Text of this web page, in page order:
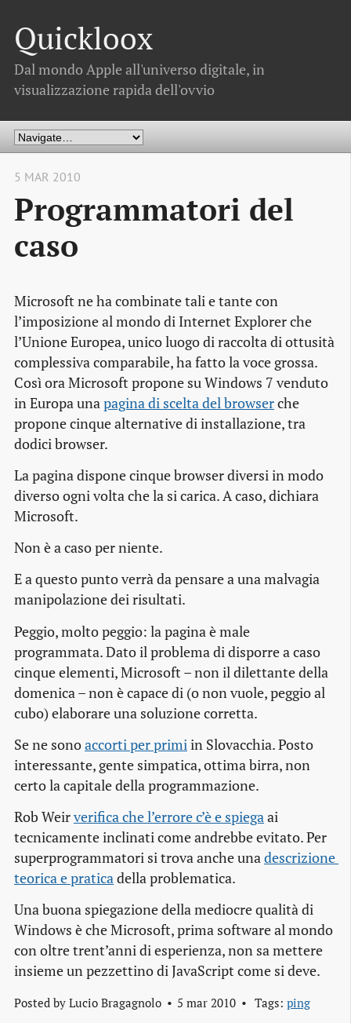
Quickloox
Dal mondo Apple all'universo digitale, in
visualizzazione rapida dell'ovvio
5 MAR 2010
Programmatori del
caso
Microsoft ne ha combinate tali e tante con
l’imposizione al mondo di Internet Explorer che
l’Unione Europea, unico luogo di raccolta di ottusità
complessiva comparabile, ha fatto la voce grossa.
Così ora Microsoft propone su Windows 7 venduto
in Europa unapagina di scelta del browserche
propone cinque alternative di installazione, tra
dodici browser.
La pagina dispone cinquebrowserdiversi in modo
diverso ogni volta che la si carica. A caso, dichiara
Microsoft.
Non è a caso per niente.
E a questo punto verrà da pensare a una malvagia
manipolazione dei risultati.
Peggio, molto peggio: la pagina è male
programmata. Dato il problema di disporre a caso
cinque elementi, Microsoft – non il dilettante della
domenica – non è capace di (o non vuole, peggio al
cubo) elaborare una soluzione corretta.
Se ne sonoaccorti per primi in Slovacchia. Posto
interessante, gente simpatica, ottima birra, non
certo la capitale della programmazione.
Rob Weirverifica che l’errore c’è e spiegaai
tecnicamente inclinati come andrebbe evitato. Per
superprogrammatori si trova anche unadescrizione
teorica e praticadella problematica.
Una buona spiegazione della mediocre qualità di
Windows è che Microsoft, prima software al mondo
con oltre trent’anni di esperienza, non sa mettere
insieme un pezzettino di JavaScript come si deve.
Posted by Lucio Bragagnolo 5 mar 2010 Tags: ping